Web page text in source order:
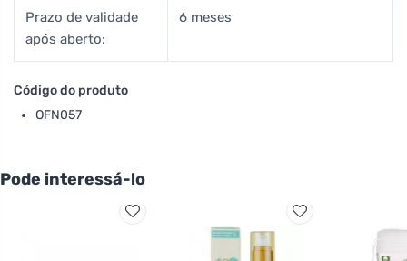
Prazo de validade
após aberto:
6 meses
Código do produto
OFN057
Pode interessá-lo